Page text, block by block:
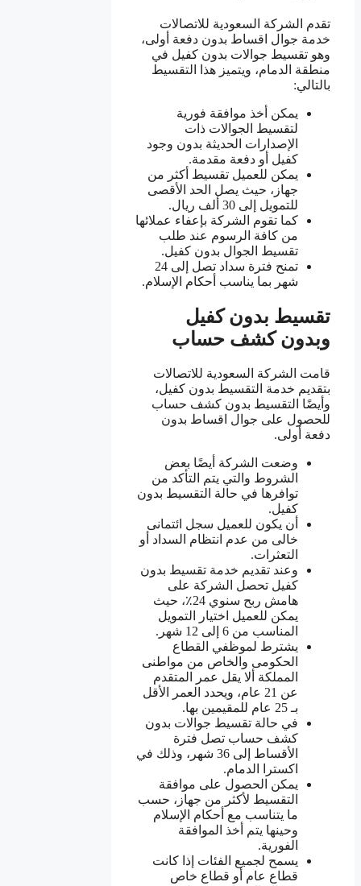
تقدم الشركة السعودية للاتصالات
خدمة جوال اقساط بدون دفعة أولى،
وهو تقسيط جوالات بدون كفيل في
منطقة الدمام، ويتميز هذا التقسيط
بالتالي:
يمكن أخذ موافقة فورية
لتقسيط الجوالات ذات
الإصدارات الحديثة بدون وجود
كفيل أو دفعة مقدمة.
يمكن للعميل تقسيط أكثر من
جهاز، حيث يصل الحد الأقصى
للتمويل إلى 30 ألف ريال.
كما تقوم الشركة بإعفاء عملائها
من كافة الرسوم عند طلب
تقسيط الجوال بدون كفيل.
تمنح فترة سداد تصل إلى 24
شهر بما يناسب أحكام الإسلام.
تقسيط بدون كفيل
وبدون كشف حساب
قامت الشركة السعودية للاتصالات
بتقديم خدمة التقسيط بدون كفيل،
وأيضًا التقسيط بدون كشف حساب
للحصول على جوال اقساط بدون
دفعة أولى.
وضعت الشركة أيضًا بعض
الشروط والتي يتم التأكد من
توافرها في حالة التقسيط بدون
كفيل.
أن يكون للعميل سجل ائتمانى
خالى من عدم انتظام السداد أو
التعثرات.
وعند تقديم خدمة تقسيط بدون
كفيل تحصل الشركة على
هامش ربح سنوي 24٪، حيث
يمكن للعميل اختيار التمويل
المناسب من 6 إلى 12 شهر.
يشترط لموظفي القطاع
الحكومى والخاص من مواطنى
المملكة ألا يقل عمر المتقدم
عن 21 عام، ويحدد العمر الأقل
بـ 25 عام للمقيمين بها.
في حالة تقسيط جوالات بدون
كشف حساب تصل فترة
الأقساط إلى 36 شهر، وذلك في
اكسترا الدمام.
يمكن الحصول على موافقة
التقسيط لأكثر من جهاز، حسب
ما يتناسب مع أحكام الإسلام
وحينها يتم أخذ الموافقة
الفورية.
يسمح لجميع الفئات إذا كانت
قطاع عام أو قطاع خاص